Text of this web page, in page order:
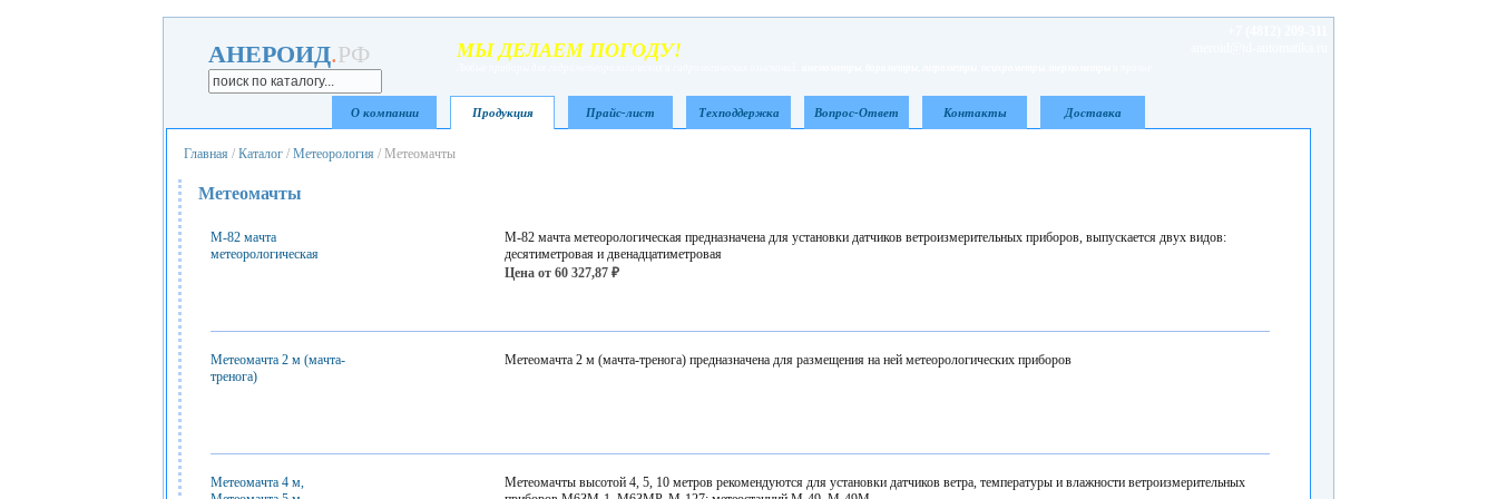
АНЕРОИД.РФ МЫ ДЕЛАЕМ ПОГОДУ!
О компании Продукция Прайс-лист Техподдержка Вопрос-Ответ Контакты Доставка
Главная / Каталог / Метеорология / Метеомачты
Метеомачты
М-82 мачта
метеорологическая
М-82 мачта метеорологическая предназначена для установки датчиков ветроизмерительных приборов, выпускается двух видов:
десятиметровая и двенадцатиметровая
Цена от 60 327,87 ₽
Метеомачта 2 м (мачта-
тренога)
Метеомачта 2 м (мачта-тренога) предназначена для размещения на ней метеорологических приборов
Метеомачта 4 м,
Метеомачты высотой 4, 5, 10 метров рекомендуются для установки датчиков ветра, температуры и влажности ветроизмерительных